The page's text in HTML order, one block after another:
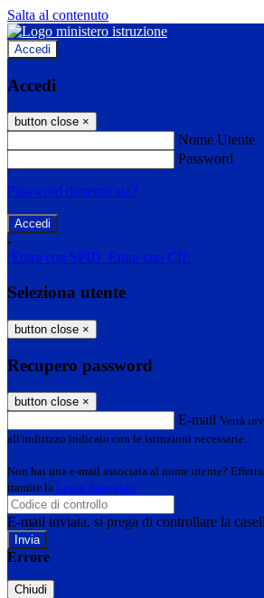
Salta al contenuto
Accedi
Accedi
button close ×
Nome Utente
Password
Password dimenticata?
-
Entra con SPID Entra con CIE
Seleziona utente
button close ×
Recupero password
button close ×
E-mail Verrà
all'indirizzo indicato con le istruzioni necessarie.
Non hai una e-mail associata al nome utente?
tramite la Login Spaggiari
E-mail inviata, si prega di controllare la
Errore
Chiudi